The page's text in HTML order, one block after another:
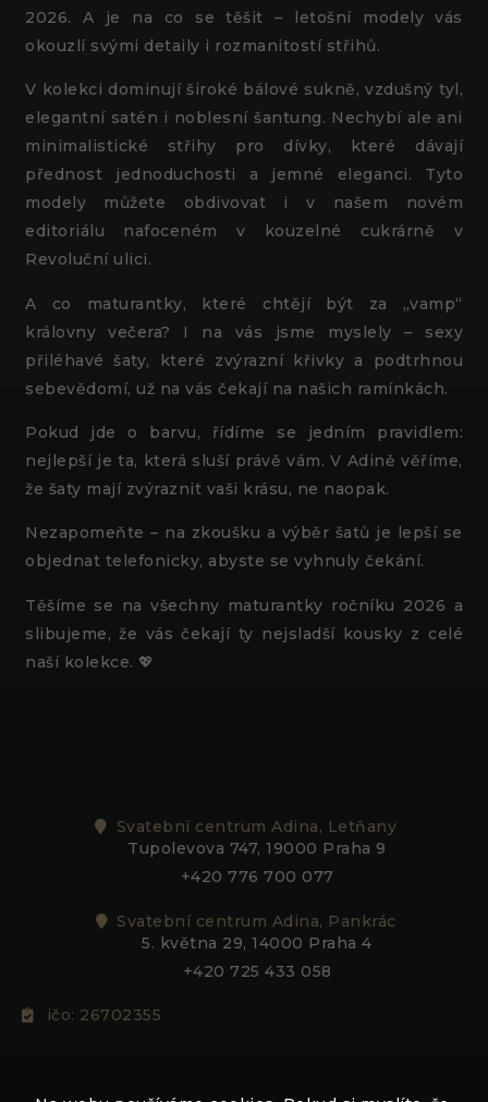
2026. A je na co se těšit – letošní modely vás
okouzlí svými detaily i rozmanitostí střihů.
V kolekci dominují široké bálové sukně, vzdušný tyl,
elegantní satén i noblesní šantung. Nechybí ale ani
minimalistické střihy pro dívky, které dávají
přednost jednoduchosti a jemné eleganci. Tyto
modely můžete obdivovat i v našem novém
editoriálu nafoceném v kouzelné cukrárně v
Revoluční ulici.
A co maturantky, které chtějí být za „vamp“
královny večera? I na vás jsme myslely – sexy
přiléhavé šaty, které zvýrazní křivky a podtrhnou
sebevědomí, už na vás čekají na našich ramínkách.
Pokud jde o barvu, řídíme se jedním pravidlem:
nejlepší je ta, která sluší právě vám. V Adině věříme,
že šaty mají zvýraznit vaši krásu, ne naopak.
Nezapomeňte – na zkoušku a výběr šatů je lepší se
objednat telefonicky, abyste se vyhnuly čekání.
Těšíme se na všechny maturantky ročníku 2026 a
slibujeme, že vás čekají ty nejsladší kousky z celé
naší kolekce. 💖
Svatební centrum Adina, Letňany
Tupolevova 747, 19000 Praha 9
+420 776 700 077
Svatební centrum Adina, Pankrác
5. května 29, 14000 Praha 4
+420 725 433 058
ičo: 26702355
Svatební centrum Adina, Letňany
Tupolevova 747, 19000 Praha 9
Po – Pá | 10 – 18 hod.
So – Ne | 12 – 18 hod.
Svatební centrum Adina, Pankrác
5. května 29, 14000 Praha 4
Po – Pá | 10 – 18 hod.
So | 10 – 15 hod.
Nezbytné
soubory
nejsou
volitelné.
Jsou